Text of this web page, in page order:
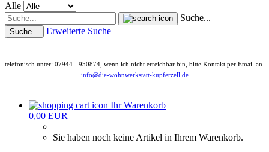
Alle
Suche...
Suche... Erweiterte Suche
telefonisch unter: 07944 - 950874, wenn ich nicht erreichbar bin, bitte Kontakt per Email an
info@die-wohnwerkstatt-kupferzell.de
Ihr Warenkorb
0,00 EUR
Sie haben noch keine Artikel in Ihrem Warenkorb.